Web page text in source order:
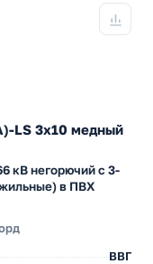
LS 3х10 медный
кВ негорючий с 3-
в ПВХ
ВВГ